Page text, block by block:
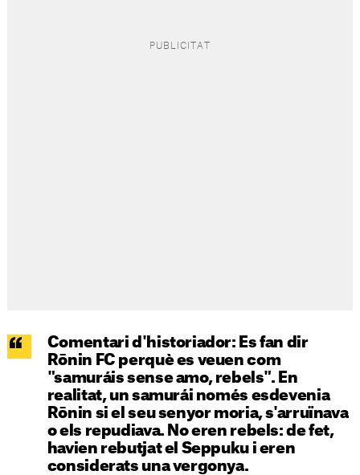
Comentari d'historiador: Es fan dir
Rōnin FC perquè es veuen com
"samuráis sense amo, rebels". En
realitat, un samurái només esdevenia
Rōnin si el seu senyor moria, s'arruïnava
o els repudiava. No eren rebels: de fet,
havien rebutjat el Seppuku i eren
considerats una vergonya.